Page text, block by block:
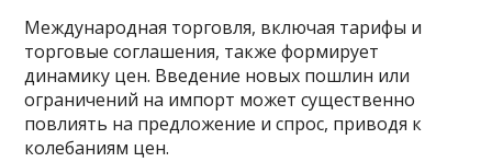
Международная торговля, включая тарифы и
торговые соглашения, также формирует
динамику цен. Введение новых пошлин или
ограничений на импорт может существенно
повлиять на предложение и спрос, приводя к
колебаниям цен.